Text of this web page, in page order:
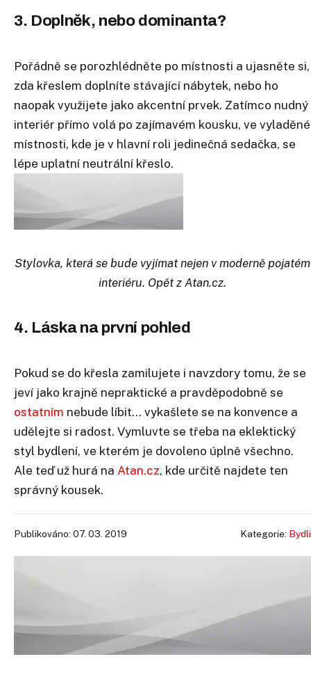
3. Doplněk, nebo dominanta?
Pořádně se porozhlédněte po místnosti a ujasněte si,
zda křeslem doplníte stávající nábytek, nebo ho
naopak využijete jako akcentní prvek. Zatímco nudný
interiér přímo volá po zajímavém kousku, ve vyladěné
místnosti, kde je v hlavní roli jedinečná sedačka, se
lépe uplatní neutrální křeslo.
Stylovka, která se bude vyjímat nejen v moderně pojatém
interiéru. Opět z Atan.cz.
4. Láska na první pohled
Pokud se do křesla zamilujete i navzdory tomu, že se
jeví jako krajně nepraktické a pravděpodobně se
ostatním nebude líbit... vykašlete se na konvence a
udělejte si radost. Vymluvte se třeba na eklektický
styl bydlení, ve kterém je dovoleno úplně všechno.
Ale teď už hurá na Atan.cz, kde určitě najdete ten
správný kousek.
Publikováno: 07. 03. 2019 Kategorie: Bydli